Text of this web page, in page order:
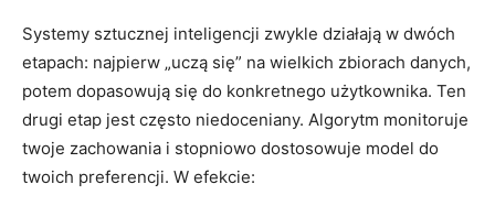
Systemy sztucznej inteligencji zwykle działają w dwóch
etapach: najpierw „uczą się” na wielkich zbiorach danych,
potem dopasowują się do konkretnego użytkownika. Ten
drugi etap jest często niedoceniany. Algorytm monitoruje
twoje zachowania i stopniowo dostosowuje model do
twoich preferencji. W efekcie: